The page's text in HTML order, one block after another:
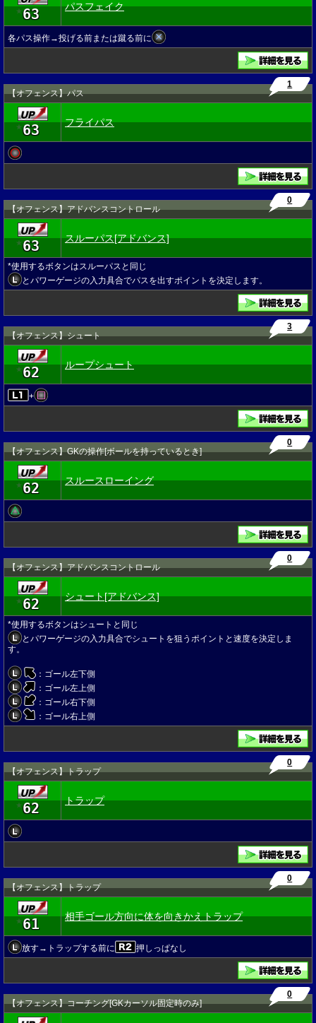
★63 パスフェイク
各パス操作→投げる前または蹴る前に
【オフェンス】パス
1
★63 フライパス
【オフェンス】アドバンスコントロール
0
★63 スルーパス[アドバンス]
*使用するボタンはスルーパスと同じ
とパワーゲージの入力具合でパスを出すポイントを決定します。
【オフェンス】シュート
3
★62 ループシュート
+
【オフェンス】GKの操作[ボールを持っているとき]
0
★62 スルースローイング
【オフェンス】アドバンスコントロール
0
★62 シュート[アドバンス]
*使用するボタンはシュートと同じ
とパワーゲージの入力具合でシュートを狙うポイントと速度を決定しま
す。
：ゴール左下側
：ゴール左上側
：ゴール右下側
：ゴール右上側
【オフェンス】トラップ
0
★62 トラップ
【オフェンス】トラップ
0
★61 相手ゴール方向に体を向きかえトラップ
放す→トラップする前に 押しっぱなし
【オフェンス】コーチング[GKカーソル固定時のみ]
0